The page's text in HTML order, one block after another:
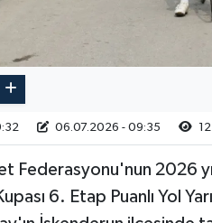
06.07.2026 - 09:35 12
Federasyonu'nun 2026
6. Etap Puanlı Yol